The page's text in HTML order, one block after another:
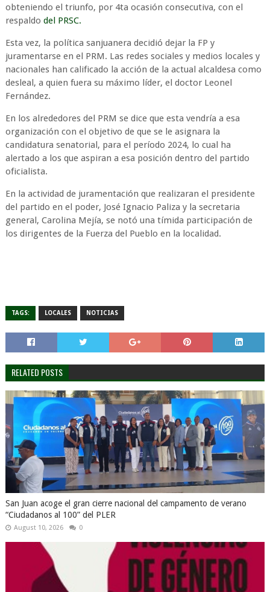
obteniendo el triunfo, por 4ta ocasión consecutiva, con el
respaldo del PRSC.
Esta vez, la política sanjuanera decidió dejar la FP y
juramentarse en el PRM. Las redes sociales y medios locales y
nacionales han calificado la acción de la actual alcaldesa como
desleal, a quien fuera su máximo líder, el doctor Leonel
Fernández.
En los alrededores del PRM se dice que esta vendría a esa
organización con el objetivo de que se le asignara la
candidatura senatorial, para el período 2024, lo cual ha
alertado a los que aspiran a esa posición dentro del partido
oficialista.
En la actividad de juramentación que realizaran el presidente
del partido en el poder, José Ignacio Paliza y la secretaria
general, Carolina Mejía, se notó una tímida participación de
los dirigentes de la Fuerza del Pueblo en la localidad.
TAGS: LOCALES NOTICIAS
RELATED POSTS
San Juan acoge el gran cierre nacional del campamento de verano
“Ciudadanos al 100” del PLER
August 10, 2026 0